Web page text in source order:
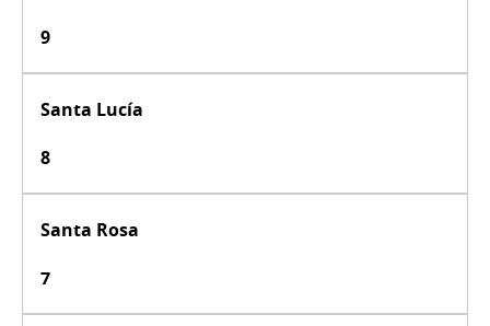
9
Santa Lucía
8
Santa Rosa
7